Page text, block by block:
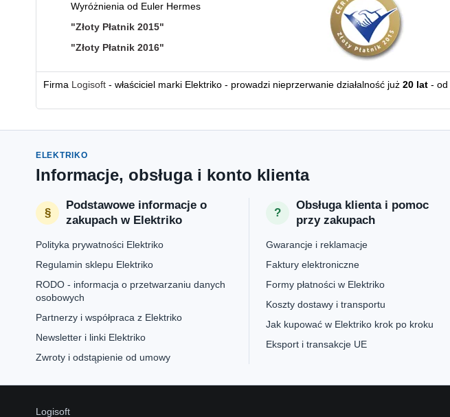
Wyróżnienia od Euler Hermes
"Złoty Płatnik 2015"
"Złoty Płatnik 2016"
Firma Logisoft - właściciel marki Elektriko - prowadzi nieprzerwanie działalność już 20 lat - od
ELEKTRIKO
Informacje, obsługa i konto klienta
Podstawowe informacje o
zakupach w Elektriko
Polityka prywatności Elektriko
Regulamin sklepu Elektriko
RODO - informacja o przetwarzaniu danych
osobowych
Partnerzy i współpraca z Elektriko
Newsletter i linki Elektriko
Zwroty i odstąpienie od umowy
Obsługa klienta i pomoc
przy zakupach
Gwarancje i reklamacje
Faktury elektroniczne
Formy płatności w Elektriko
Koszty dostawy i transportu
Jak kupować w Elektriko krok po kroku
Eksport i transakcje UE
Logisoft